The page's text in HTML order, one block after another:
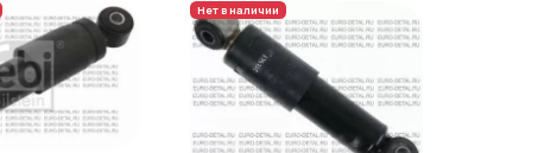
Нет в наличии